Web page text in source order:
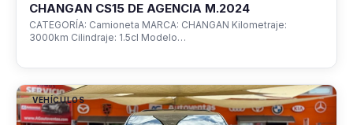
CHANGAN CS15 DE AGENCIA M.2024
CATEGORÍA: Camioneta MARCA: CHANGAN Kilometraje:
3000km Cilindraje: 1.5cl Modelo…
VEHÍCULOS